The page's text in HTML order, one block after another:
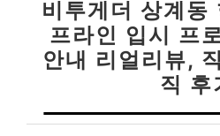
비투게더 상계동
프라인 입시 프
안내 리얼리뷰,
직 후